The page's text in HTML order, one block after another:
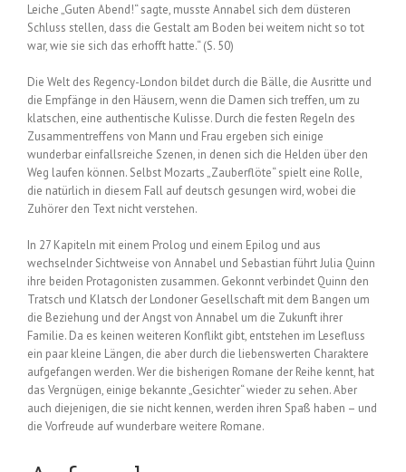
Leiche „Guten Abend!“ sagte, musste Annabel sich dem düsteren
Schluss stellen, dass die Gestalt am Boden bei weitem nicht so tot
war, wie sie sich das erhofft hatte.“ (S. 50)
Die Welt des Regency-London bildet durch die Bälle, die Ausritte und
die Empfänge in den Häusern, wenn die Damen sich treffen, um zu
klatschen, eine authentische Kulisse. Durch die festen Regeln des
Zusammentreffens von Mann und Frau ergeben sich einige
wunderbar einfallsreiche Szenen, in denen sich die Helden über den
Weg laufen können. Selbst Mozarts „Zauberflöte“ spielt eine Rolle,
die natürlich in diesem Fall auf deutsch gesungen wird, wobei die
Zuhörer den Text nicht verstehen.
In 27 Kapiteln mit einem Prolog und einem Epilog und aus
wechselnder Sichtweise von Annabel und Sebastian führt Julia Quinn
ihre beiden Protagonisten zusammen. Gekonnt verbindet Quinn den
Tratsch und Klatsch der Londoner Gesellschaft mit dem Bangen um
die Beziehung und der Angst von Annabel um die Zukunft ihrer
Familie. Da es keinen weiteren Konflikt gibt, entstehen im Lesefluss
ein paar kleine Längen, die aber durch die liebenswerten Charaktere
aufgefangen werden. Wer die bisherigen Romane der Reihe kennt, hat
das Vergnügen, einige bekannte „Gesichter“ wieder zu sehen. Aber
auch diejenigen, die sie nicht kennen, werden ihren Spaß haben – und
die Vorfreude auf wunderbare weitere Romane.